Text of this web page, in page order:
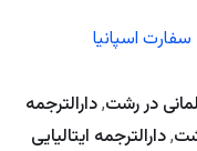
اسپانیا
در رشت,دارالترجمه
,دارالترجمه ایتالیایی